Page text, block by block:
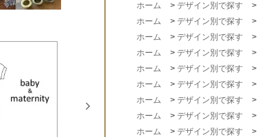
ホーム
> デザイン別で探す >
ホーム
> デザイン別で探す >
ホーム
> デザイン別で探す >
ホーム
> デザイン別で探す >
ホーム
> デザイン別で探す >
ホーム
> デザイン別で探す >
ホーム
> デザイン別で探す >
ホーム
> デザイン別で探す >
ホーム
> デザイン別で探す >